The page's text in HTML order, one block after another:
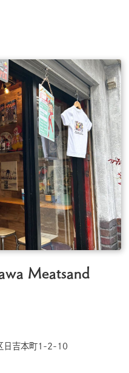
Meatsand
日吉本町1-2-10